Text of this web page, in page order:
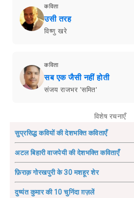
कविता
उसी तरह
विष्णु खरे
कविता
सब एक जैसी नहीं होती
संजय राजभर 'समित'
विशेष रचनाएँ
सुप्रसिद्ध कवियों की देशभक्ति कविताएँ
अटल बिहारी वाजपेयी की देशभक्ति कविताएँ
फ़िराक़ गोरखपुरी के 30 मशहूर शेर
दुष्यंत कुमार की 10 चुनिंदा ग़ज़लें